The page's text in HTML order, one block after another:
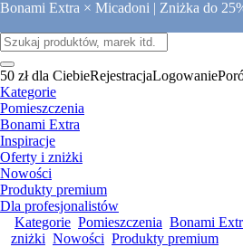
Bonami Extra × Micadoni | Zniżka do
50 zł dla CiebieRejestracjaLogowanie
Kategorie
Pomieszczenia
Bonami Extra
Inspiracje
Oferty i zniżki
Nowości
Produkty premium
Dla profesjonalistów
Kategorie Pomieszczenia Bonami
zniżki Nowości Produkty premium